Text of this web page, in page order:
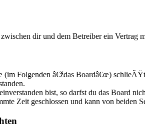
dir und dem Betreiber ein Vertrag
Folgenden â€ždas Boardâ€œ)
bist, so darfst du das Board
Zeit geschlossen und kann von beiden